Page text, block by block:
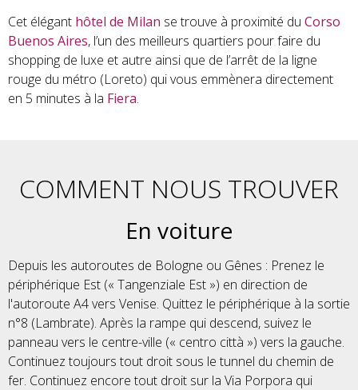
Cet élégant hôtel de Milan se trouve à proximité du Corso
Buenos Aires, l’un des meilleurs quartiers pour faire du
shopping de luxe et autre ainsi que de l’arrêt de la ligne
rouge du métro (Loreto) qui vous emmènera directement
en 5 minutes à la Fiera.
COMMENT NOUS TROUVER
En voiture
Depuis les autoroutes de Bologne ou Gênes : Prenez le
périphérique Est (« Tangenziale Est ») en direction de
l'autoroute A4 vers Venise. Quittez le périphérique à la sortie
n°8 (Lambrate). Après la rampe qui descend, suivez le
panneau vers le centre-ville (« centro città ») vers la gauche.
Continuez toujours tout droit sous le tunnel du chemin de
fer. Continuez encore tout droit sur la Via Porpora qui